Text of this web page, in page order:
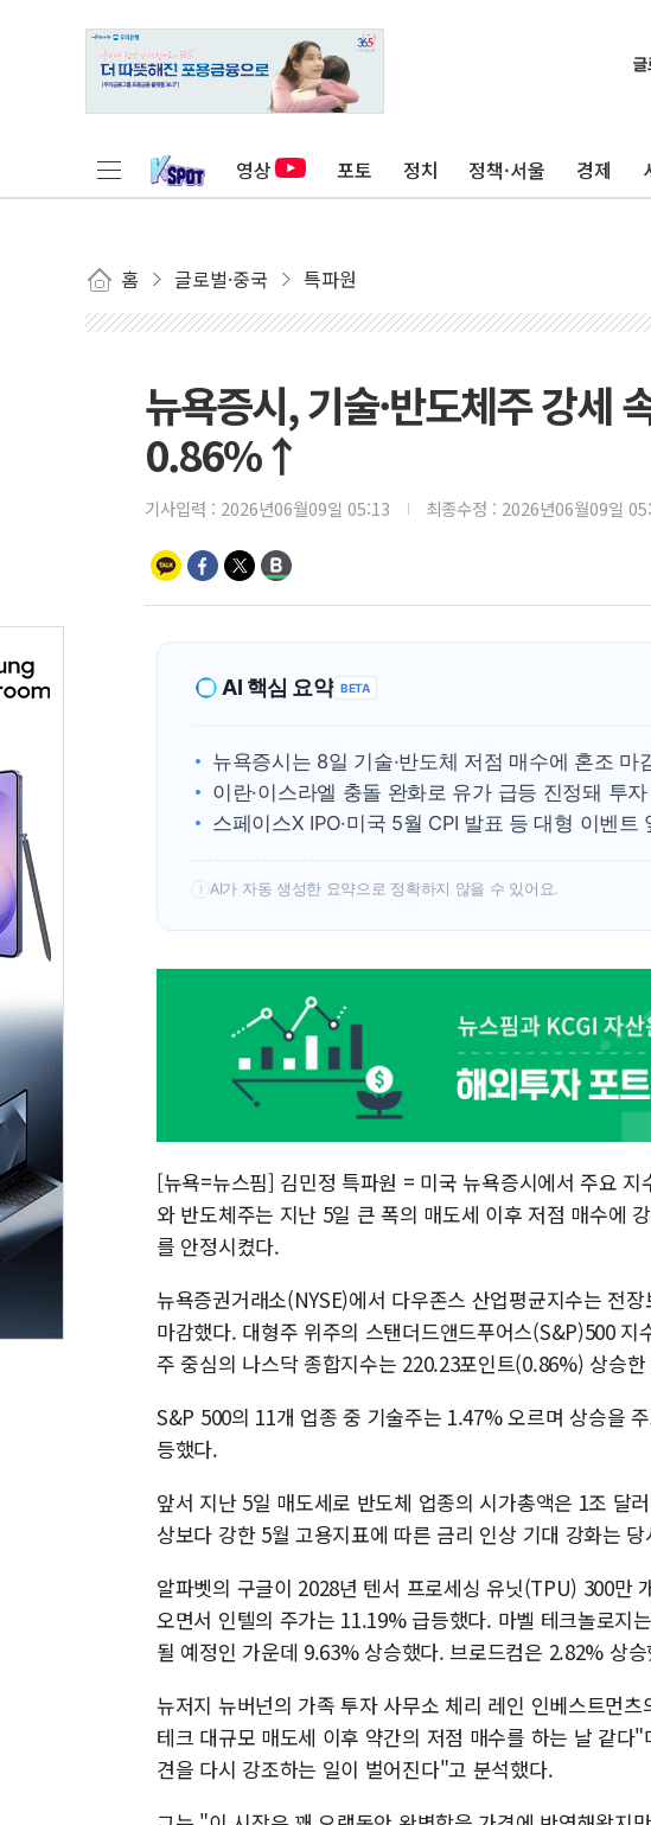
영상 포토 정치 정책·서울 경제
홈 글로벌·중국 특파원
뉴욕증시, 기술·반도체주 강세
0.86%↑
기사입력 : 2026년06월09일 05:13 최종수정 : 2026년06월09일
AI 핵심 요약 BETA
뉴욕증시는 8일 기술·반도체 저점 매수에 혼조 마
이란·이스라엘 충돌 완화로 유가 급등 진정돼 투
스페이스X IPO·미국 5월 CPI 발표 등 대형 이벤트
! AI가 자동 생성한 요약으로 정확하지 않을 수 있어요.
[뉴욕=뉴스핌] 김민정 특파원 = 미국 뉴욕증시에서 주요
와 반도체주는 지난 5일 큰 폭의 매도세 이후 저점 매수에
를 안정시켰다.
뉴욕증권거래소(NYSE)에서 다우존스 산업평균지수는 전
마감했다. 대형주 위주의 스탠더드앤드푸어스(S&P)500
주 중심의 나스닥 종합지수는 220.23포인트(0.86%) 상승
S&P 500의 11개 업종 중 기술주는 1.47% 오르며 상승을
등했다.
앞서 지난 5일 매도세로 반도체 업종의 시가총액은 1조 달
상보다 강한 5월 고용지표에 따른 금리 인상 기대 강화는
알파벳의 구글이 2028년 텐서 프로세싱 유닛(TPU) 300만
오면서 인텔의 주가는 11.19% 급등했다. 마벨 테크놀로지
될 예정인 가운데 9.63% 상승했다. 브로드컴은 2.82% 상
뉴저지 뉴버넌의 가족 투자 사무소 체리 레인 인베스트먼
테크 대규모 매도세 이후 약간의 저점 매수를 하는 날 같
견을 다시 강조하는 일이 벌어진다"고 분석했다.